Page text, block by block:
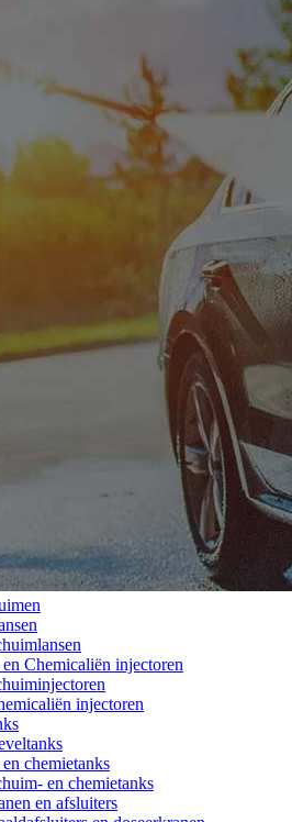
Chemicaliën injectoren
injectoren
chemietanks
en chemietanks
en afsluiters